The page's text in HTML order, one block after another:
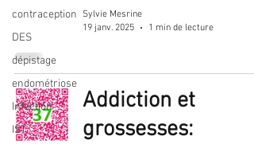
contraception
DES
dépistage
endométriose
Infection
IST
Sylvie Mesrine
19 janv. 2025
1 min de lecture
Addiction et
grossesses: